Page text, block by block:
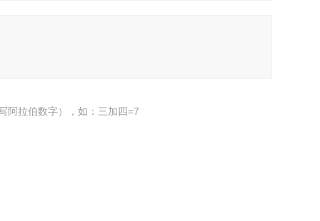
阿拉伯数字），如：三加四=7